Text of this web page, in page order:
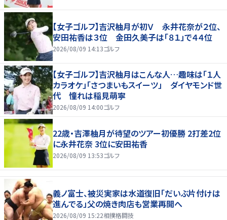
【女子ゴルフ】吉沢柚月が初Ｖ 永井花奈が２位、
安田祐香は３位 金田久美子は「８１」で４４位
2026/08/09 14:13ゴルフ
【女子ゴルフ】吉沢柚月はこんな人…趣味は「１人
カラオケ」「さつまいもスイーツ」 ダイヤモンド世
代 憧れは稲見萌寧
2026/08/09 14:00ゴルフ
22歳・吉澤柚月が待望のツアー初優勝 2打差2位
に永井花奈 3位に安田祐香
2026/08/09 13:53ゴルフ
義ノ富士、被災実家は水道復旧「だいぶ片付けは
進んでる」父の焼き肉店も営業再開へ
2026/08/09 15:22相撲格闘技